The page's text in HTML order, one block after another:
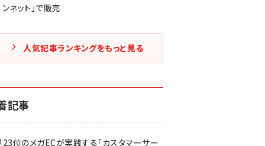
ンネット」で販売
人気記事ランキングをもっと見る
記事
位のメガECが実践する「カスタマーサー